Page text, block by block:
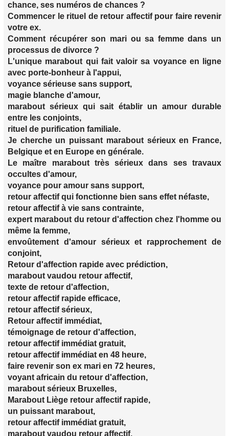
chance, ses numéros de chances ?
Commencer le rituel de retour affectif pour faire revenir
votre ex.
Comment récupérer son mari ou sa femme dans un
processus de divorce ?
L'unique marabout qui fait valoir sa voyance en ligne
avec porte-bonheur à l'appui,
voyance sérieuse sans support,
magie blanche d'amour,
marabout sérieux qui sait établir un amour durable
entre les conjoints,
rituel de purification familiale.
Je cherche un puissant marabout sérieux en France,
Belgique et en Europe en générale.
Le maître marabout très sérieux dans ses travaux
occultes d'amour,
voyance pour amour sans support,
retour affectif qui fonctionne bien sans effet néfaste,
retour affectif à vie sans contrainte,
expert marabout du retour d'affection chez l'homme ou
même la femme,
envoûtement d'amour sérieux et rapprochement de
conjoint,
Retour d'affection rapide avec prédiction,
marabout vaudou retour affectif,
texte de retour d'affection,
retour affectif rapide efficace,
retour affectif sérieux,
Retour affectif immédiat,
témoignage de retour d'affection,
retour affectif immédiat gratuit,
retour affectif immédiat en 48 heure,
faire revenir son ex mari en 72 heures,
voyant africain du retour d'affection,
marabout sérieux Bruxelles,
Marabout Liège retour affectif rapide,
un puissant marabout,
retour affectif immédiat gratuit,
marabout vaudou retour affectif.